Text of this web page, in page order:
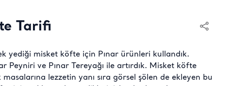
Tarifi
yediği misket köfte için Pınar ürünleri kullandık.
Peyniri ve Pınar Tereyağı ile artırdık. Misket köfte
lezzetin yanı sıra görsel şölen de ekleyen bu